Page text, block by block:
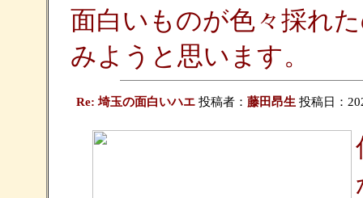
面白いものが色々採れ
みようと思います。
Re: 埼玉の面白いハエ投稿者： 藤田昂生 投稿日：